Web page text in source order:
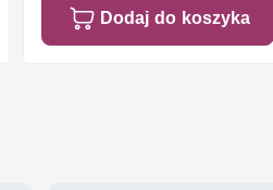
Dodaj do koszyka